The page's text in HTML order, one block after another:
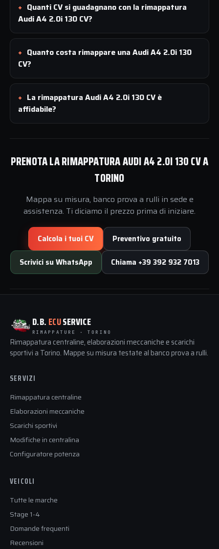
Quanti CV si guadagnano con la rimappatura
Audi A4 2.0i 130 CV?
Quanto costa rimappare una Audi A4 2.0i 130
CV?
La rimappatura Audi A4 2.0i 130 CV è
affidabile?
PRENOTA LA RIMAPPATURA AUDI A4 2.0I 130 CV A
TORINO
Mappa su misura, banco prova a rulli in sede e
assistenza. Ti diciamo il prezzo prima di iniziare.
Calcola i tuoi CV Preventivo gratuito
Scrivici su WhatsApp Chiama +39 392 932 7013
D.B. ECUSERVICE
RIMAPPATURE · TORINO
Rimappatura centraline, elaborazioni meccaniche e scarichi
sportivi a Torino. Mappe su misura testate al banco prova a rulli.
SERVIZI
Rimappatura centraline
Elaborazioni meccaniche
Scarichi sportivi
Modifiche in centralina
Configuratore potenza
VEICOLI
Tutte le marche
Stage 1-4
Domande frequenti
Recensioni